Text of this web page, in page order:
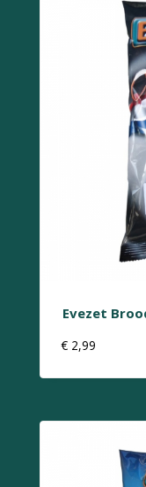
Evezet
€ 2,99